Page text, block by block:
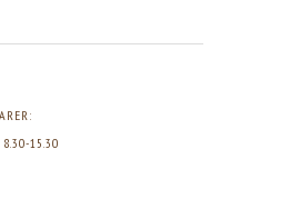
8.30-15.30